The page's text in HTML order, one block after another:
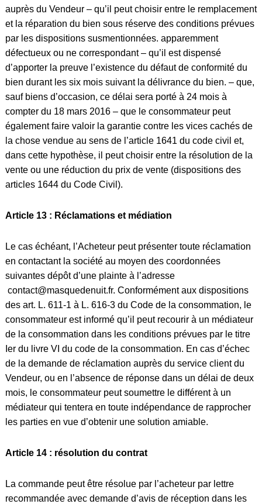
auprès du Vendeur – qu’il peut choisir entre le remplacement
et la réparation du bien sous réserve des conditions prévues
par les dispositions susmentionnées. apparemment
défectueux ou ne correspondant – qu’il est dispensé
d’apporter la preuve l’existence du défaut de conformité du
bien durant les six mois suivant la délivrance du bien. – que,
sauf biens d’occasion, ce délai sera porté à 24 mois à
compter du 18 mars 2016 – que le consommateur peut
également faire valoir la garantie contre les vices cachés de
la chose vendue au sens de l’article 1641 du code civil et,
dans cette hypothèse, il peut choisir entre la résolution de la
vente ou une réduction du prix de vente (dispositions des
articles 1644 du Code Civil).
Article 13 : Réclamations et médiation
Le cas échéant, l’Acheteur peut présenter toute réclamation
en contactant la société au moyen des coordonnées
suivantes dépôt d’une plainte à l’adresse
contact@masquedenuit.fr. Conformément aux dispositions
des art. L. 611-1 à L. 616-3 du Code de la consommation, le
consommateur est informé qu’il peut recourir à un médiateur
de la consommation dans les conditions prévues par le titre
Ier du livre VI du code de la consommation. En cas d’échec
de la demande de réclamation auprès du service client du
Vendeur, ou en l’absence de réponse dans un délai de deux
mois, le consommateur peut soumettre le différent à un
médiateur qui tentera en toute indépendance de rapprocher
les parties en vue d’obtenir une solution amiable.
Article 14 : résolution du contrat
La commande peut être résolue par l’acheteur par lettre
recommandée avec demande d’avis de réception dans les